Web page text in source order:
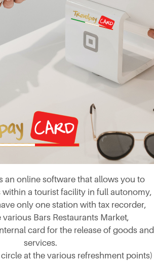
an online software that allows you to
within a tourist facility in full autonomy,
only one station with tax recorder,
various Bars Restaurants Market,
card for the release of goods and
services.
at the various refreshment points)